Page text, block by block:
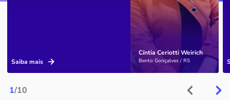
1/10
Cíntia Ceriotti Weirich
Bento Gonçalves / RS
Saiba mais